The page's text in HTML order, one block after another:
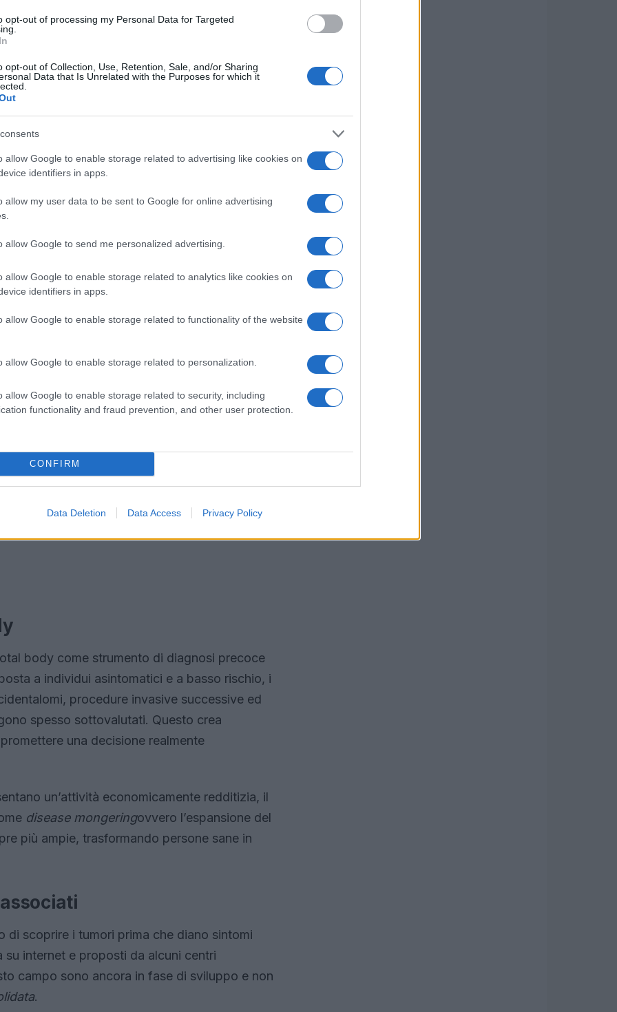
opt-out of processing my Personal Data for Targeted
opt-out of Collection, Use, Retention, Sale, and/or Sharing
Data that Is Unrelated with the Purposes for which it
allow Google to enable storage related to advertising like cookies on
identifiers in apps.
allow my user data to be sent to Google for online advertising
allow Google to send me personalized advertising.
allow Google to enable storage related to analytics like cookies on
identifiers in apps.
allow Google to enable storage related to functionality of the website
allow Google to enable storage related to personalization.
allow Google to enable storage related to security, including
functionality and fraud prevention, and other user protection.
CONFIRM
Data Deletion Data Access Privacy Policy
il mercato della
TAC total body offerti a pagamento come
sono efficaci davvero?
personalizzata
mercato della
costosi vengono proposti direttamente ai
che sfruttano paure profonde, come il
il cancro. Il messaggio implicito è che
conferma nelle evidenze scientifiche attuali.
il cui rischio individuale, seppur basso,
senza una valida indicazione clinica. La
che gli esami producano un beneficio
Nelle persone sane, la TAC total body
aumentare l’aspettativa di vita.
body come strumento di diagnosi precoce
a individui asintomatici e a basso rischio, i
procedure invasive successive ed
spesso sottovalutati. Questo crea
una decisione realmente
un’attività economicamente redditizia, il
disease mongeringovvero l’espansione del
più ampie, trasformando persone sane in
di scoprire i tumori prima che diano sintomi
internet e proposti da alcuni centri
campo sono ancora in fase di sviluppo e non
.